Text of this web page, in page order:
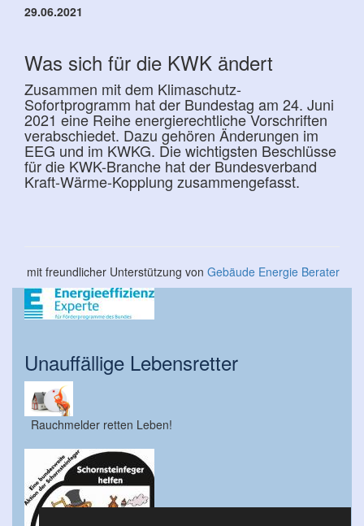
29.06.2021
Was sich für die KWK ändert
Zusammen mit dem Klimaschutz-
Sofortprogramm hat der Bundestag am 24. Juni
2021 eine Reihe energierechtliche Vorschriften
verabschiedet. Dazu gehören Änderungen im
EEG und im KWKG. Die wichtigsten Beschlüsse
für die KWK-Branche hat der Bundesverband
Kraft-Wärme-Kopplung zusammengefasst.
mit freundlicher Unterstützung von Gebäude Energie Berater
Unauffällige Lebensretter
Rauchmelder retten Leben!